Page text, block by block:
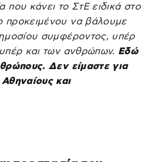
που κάνει το ΣτΕ ειδικά στο
προκειμένου να βάλουμε
συμφέροντος, υπέρ
και των ανθρώπων. Εδώ
Δεν είμαστε για
και